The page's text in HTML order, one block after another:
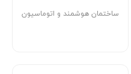
ساختمان هوشمند و اتوماسیون